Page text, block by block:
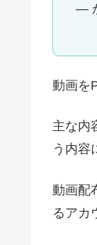
—
動画を
主な内
う内容
動画配
るアカ